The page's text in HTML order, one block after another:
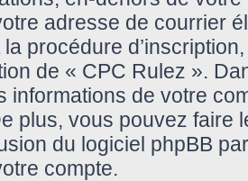
adresse de courrier
la procédure
de « CPC Rulez ».
informations de votre
plus, vous pouvez faire
du logiciel phpBB
compte.